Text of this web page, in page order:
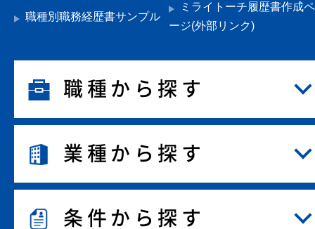
職種別職務経歴書サンプル
ミライトーチ履歴書作成ペ
ージ(外部リンク)
職種から探す
業種から探す
条件から探す